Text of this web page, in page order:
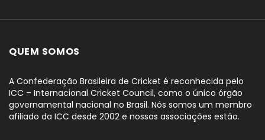
QUEM SOMOS
A Confederação Brasileira de Cricket é reconhecida pelo
ICC – Internacional Cricket Council, como o único órgão
governamental nacional no Brasil. Nós somos um membro
afiliado da ICC desde 2002 e nossas associações estão.